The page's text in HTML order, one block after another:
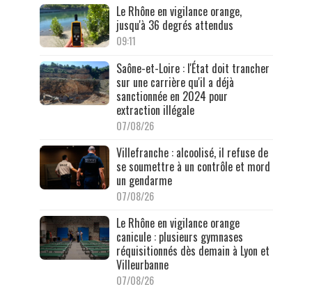
Le Rhône en vigilance orange,
jusqu'à 36 degrés attendus
09:11
Saône-et-Loire : l'État doit trancher
sur une carrière qu'il a déjà
sanctionnée en 2024 pour
extraction illégale
07/08/26
Villefranche : alcoolisé, il refuse de
se soumettre à un contrôle et mord
un gendarme
07/08/26
Le Rhône en vigilance orange
canicule : plusieurs gymnases
réquisitionnés dès demain à Lyon et
Villeurbanne
07/08/26